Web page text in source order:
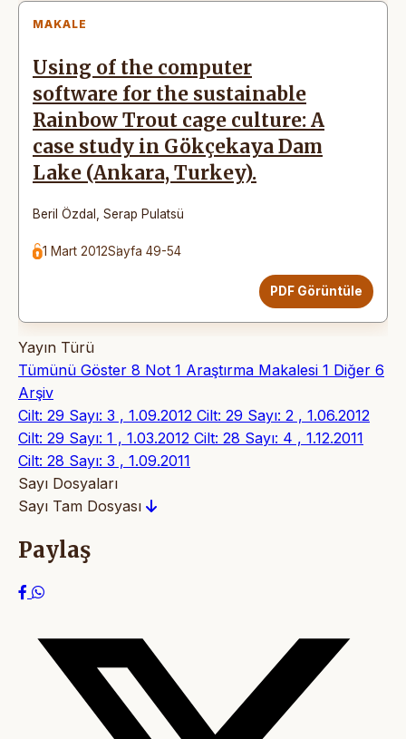
MAKALE
Using of the computer
software for the sustainable
Rainbow Trout cage culture: A
case study in Gökçekaya Dam
Lake (Ankara, Turkey).
Beril Özdal Serap Pulatsü
1 Mart 2012Sayfa 49-54
PDF Görüntüle
Yayın Türü
Tümünü Göster 8 Not 1 Araştırma Makalesi 1 Diğer 6
Arşiv
Cilt: 29 Sayı: 3 , 1.09.2012 Cilt: 29 Sayı: 2 , 1.06.2012
Cilt: 29 Sayı: 1 , 1.03.2012 Cilt: 28 Sayı: 4 , 1.12.2011
Cilt: 28 Sayı: 3 , 1.09.2011
Sayı Dosyaları
Sayı Tam Dosyası
Paylaş